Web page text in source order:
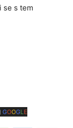
se s tem
GOOGL E